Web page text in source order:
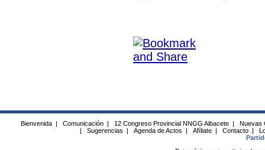
Bienvenida | Comunicación | 12 Congreso Provincial NNGG Albacete |
Nuevas
|
Sugerencias | Agenda de Actos | Afíliate | Contacto |